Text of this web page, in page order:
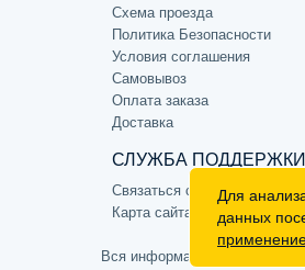
Схема проезда
Политика Безопасности
Условия соглашения
Самовывоз
Оплата заказа
Доставка
СЛУЖБА ПОДДЕРЖКИ
Связаться с нами
Карта сайта
Вся информация на сайте
Для
данных